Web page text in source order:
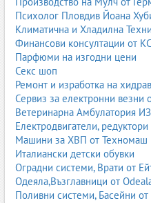
Психолог Пловдив Йоана
Климатична и Хладилна
Финансови консултации от
Парфюми на изгодни цени
Секс шоп
Ремонт и изработка на
Сервиз за електронни везни
Ветеринарна Амбулатория
Електродвигатели,
Машини за ХВП от Техномаш
Италиански детски обувки
Оградни системи, Врати от
Одеяла,Възглавници от
Поливни системи, Басейни от